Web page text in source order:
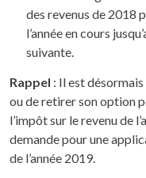
des revenus de 2018
l’année en cours
suivante.
Rappel : Il est
ou de retirer son option
l’impôt sur le revenu de
demande pour une
de l’année 2019.